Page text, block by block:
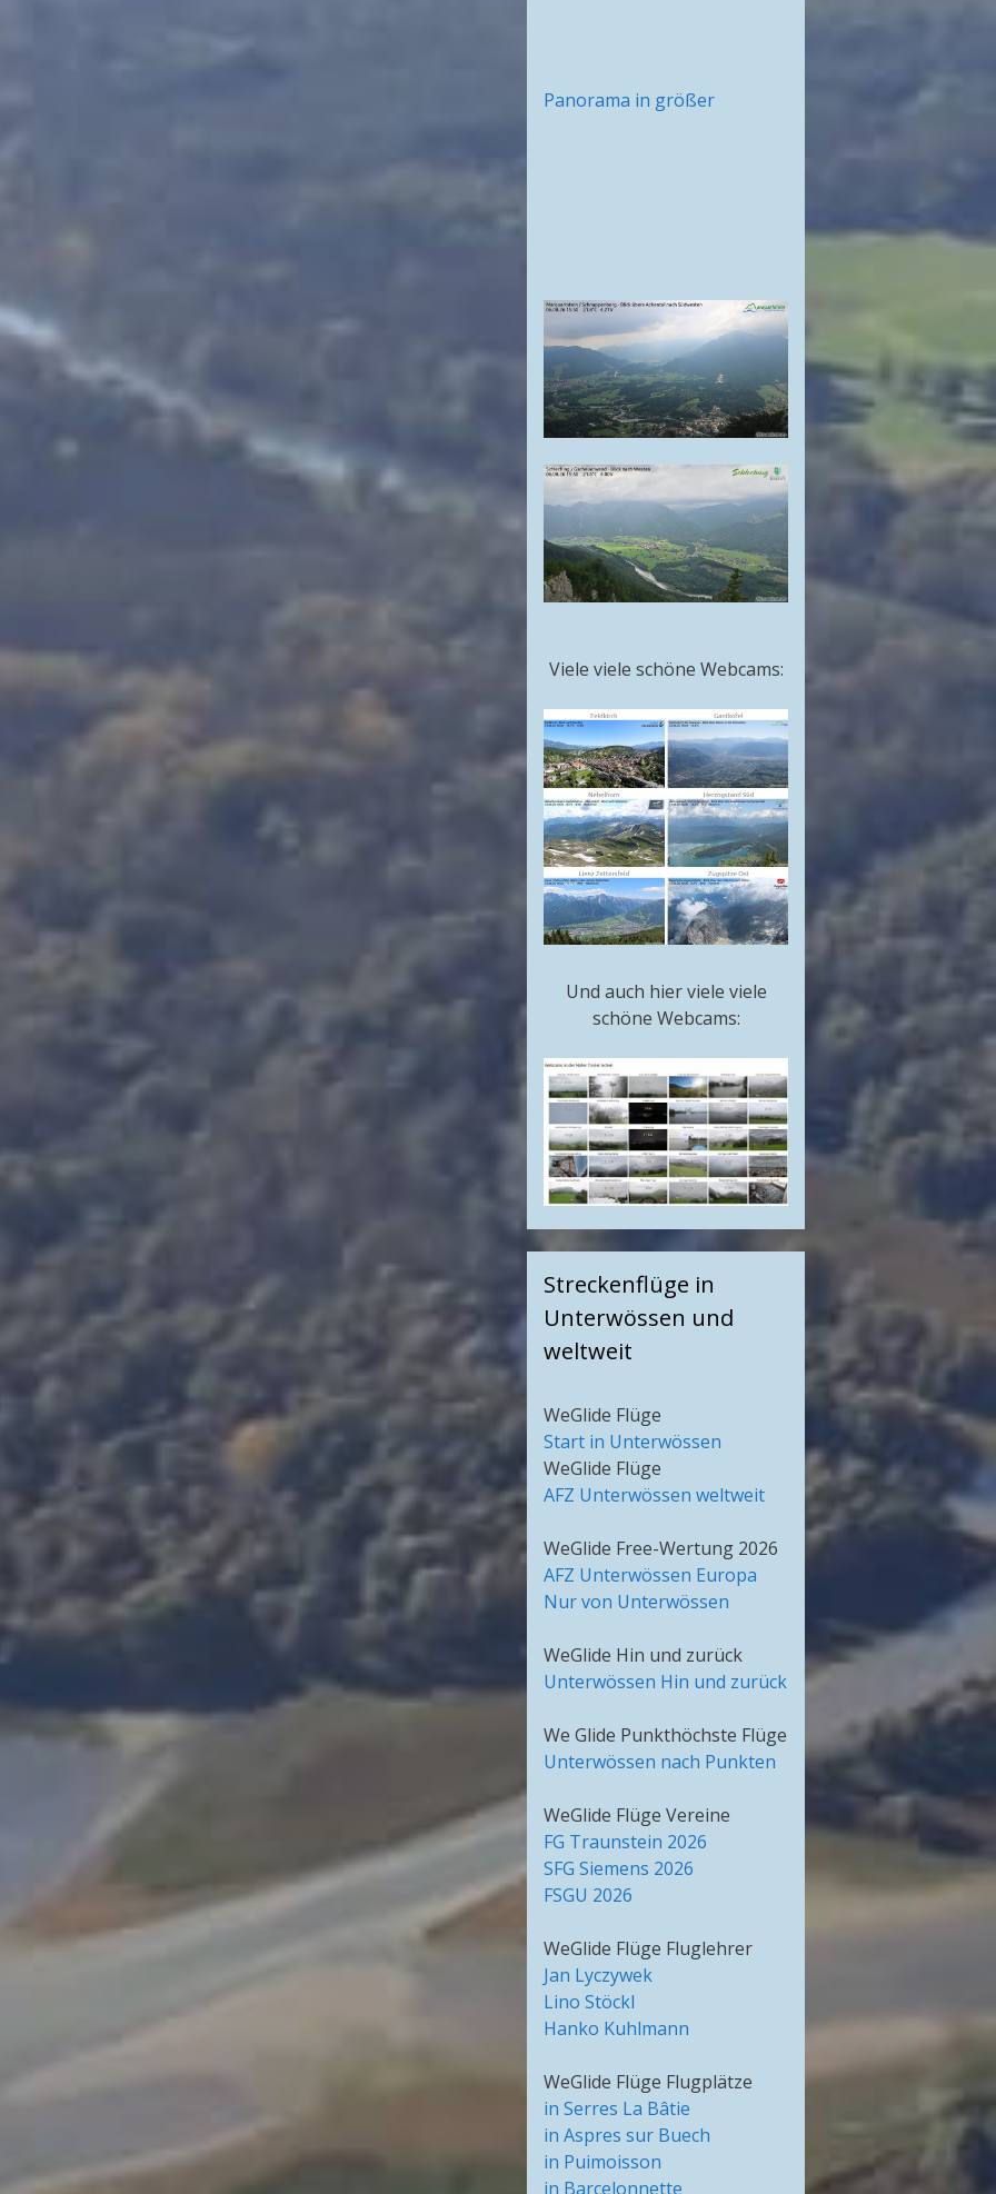
Panorama in größer
Viele viele schöne Webcams:
Und auch hier viele viele
schöne Webcams:
Streckenflüge in
Unterwössen und
weltweit
WeGlide Flüge
Start in Unterwössen
WeGlide Flüge
AFZ Unterwössen weltweit
WeGlide Free-Wertung 2026
AFZ Unterwössen Europa
Nur von Unterwössen
WeGlide Hin und zurück
Unterwössen Hin und zurück
We Glide Punkthöchste Flüge
Unterwössen nach Punkten
WeGlide Flüge Vereine
FG Traunstein 2026
SFG Siemens 2026
FSGU 2026
WeGlide Flüge Fluglehrer
Jan Lyczywek
Lino Stöckl
Hanko Kuhlmann
WeGlide Flüge Flugplätze
in Serres La Bâtie
in Aspres sur Buech
in Puimoisson
in Barcelonnette